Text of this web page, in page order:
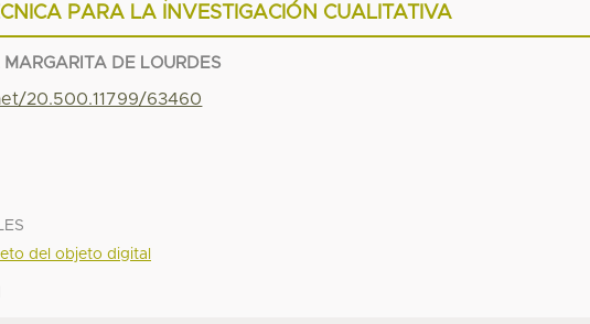
PARA LA INVESTIGACIÓN CUALITATIVA
DE LOURDES
20.500.11799/63460
del objeto digital